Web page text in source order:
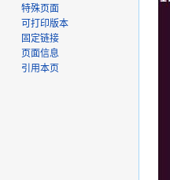
特殊页面
可打印版本
固定链接
页面信息
引用本页